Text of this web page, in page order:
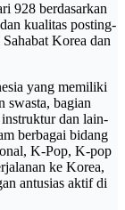
928 berdasarkan
kualitas posting-
Korea dan
yang memiliki
swasta, bagian
dan lain-
berbagai bidang
K-Pop, K-pop
ke Korea,
antusias aktif di